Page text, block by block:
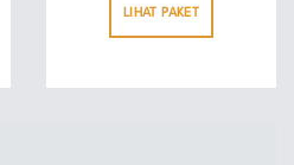
LIHAT PAKET